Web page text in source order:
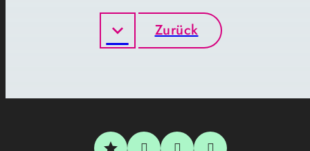
Zurück